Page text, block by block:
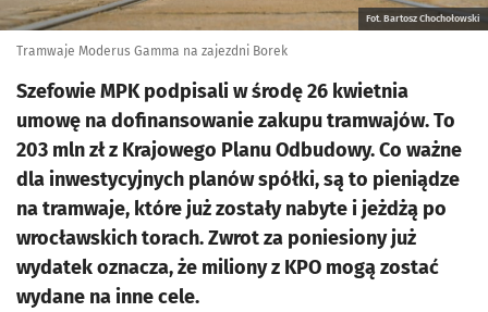
Fot. Bartosz Chochołowski
Tramwaje Moderus Gamma na zajezdni Borek
Szefowie MPK podpisali w środę 26 kwietnia
umowę na dofinansowanie zakupu tramwajów. To
203 mln zł z Krajowego Planu Odbudowy. Co ważne
dla inwestycyjnych planów spółki, są to pieniądze
na tramwaje, które już zostały nabyte i jeżdżą po
wrocławskich torach. Zwrot za poniesiony już
wydatek oznacza, że miliony z KPO mogą zostać
wydane na inne cele.